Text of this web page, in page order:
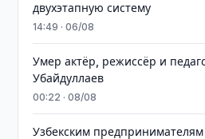
двухэтапную систему
14:49 · 06/08
Умер актёр, режиссёр и
Убайдуллаев
00:22 · 08/08
Узбекским